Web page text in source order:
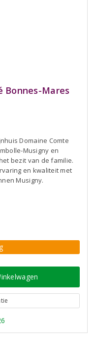
Bonnes-Mares
Domaine Comte
Musigny en
bezit van de familie.
en kwaliteit met
Musigny.